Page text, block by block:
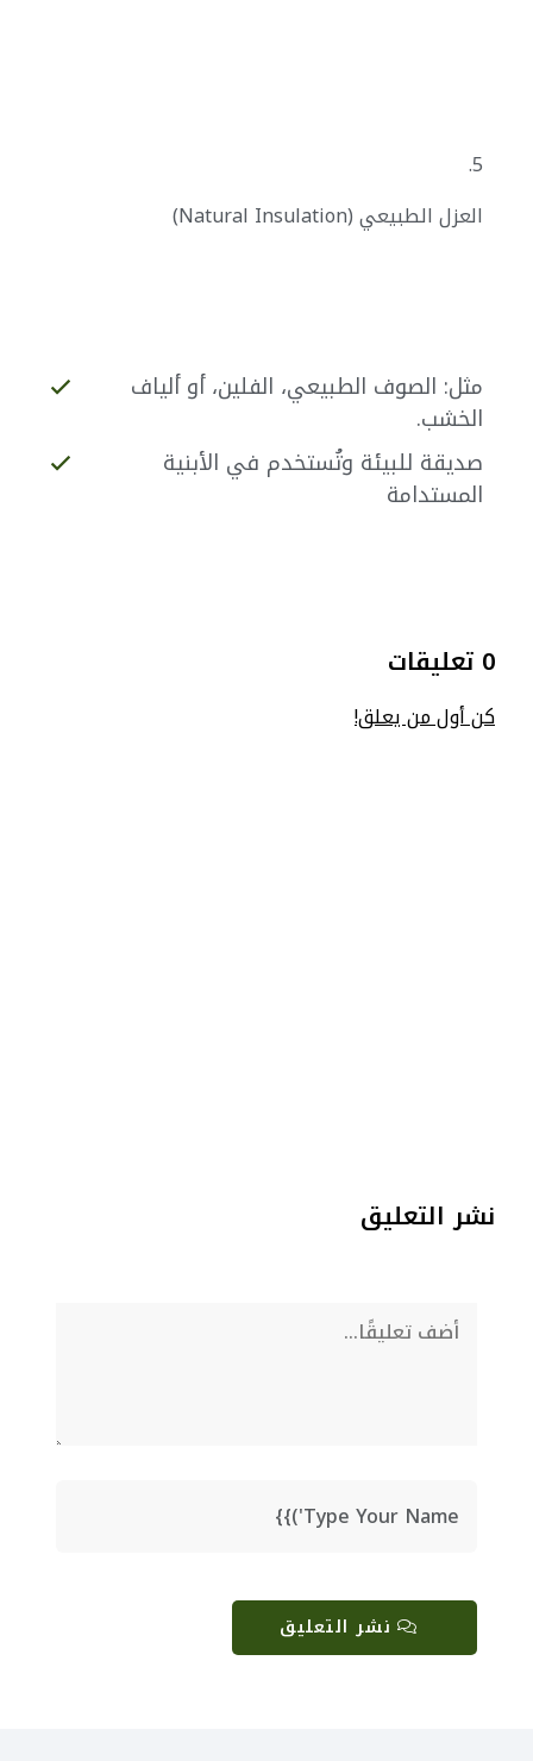
5.
العزل الطبيعي (Natural Insulation)
مثل: الصوف الطبيعي، الفلين، أو ألياف
الخشب.
صديقة للبيئة وتُستخدم في الأبنية
المستدامة
0 تعليقات
كن أول من يعلق!
نشر التعليق
نشر التعليق